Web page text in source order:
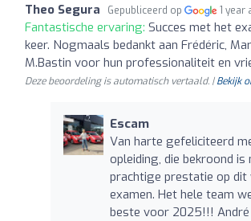
Theo Segura Gepubliceerd op 1 year
Fantastische ervaring: Succes met het
keer. Nogmaals bedankt aan Frédéric,
M.Bastin voor hun professionaliteit en
Deze beoordeling is automatisch vertaald. |Bekijk
Escam
Van harte gefeliciteerd
opleiding, die bekroond is
prachtige prestatie op dit
examen. Het hele team
beste voor 2025!!! André